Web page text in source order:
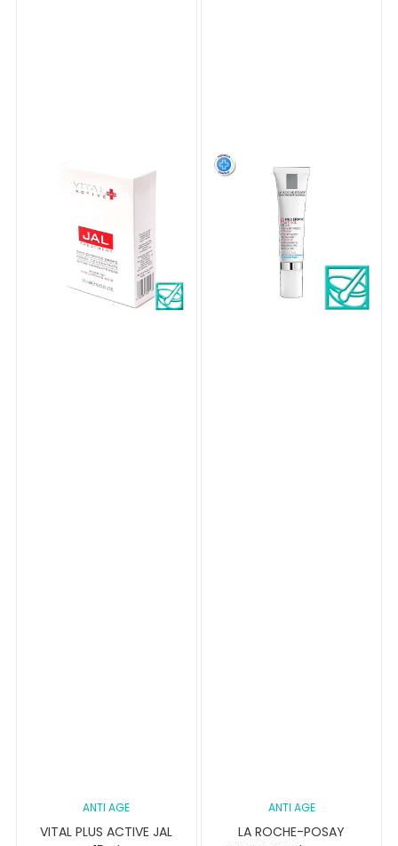
ANTI AGE
VITAL PLUS ACTIVE JAL
ANTI AGE
LA ROCHE-POSAY